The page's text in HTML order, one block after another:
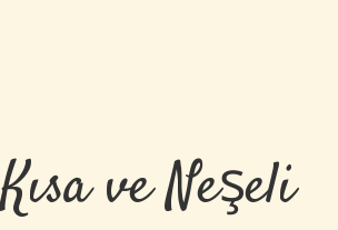
Kısa ve Neşeli